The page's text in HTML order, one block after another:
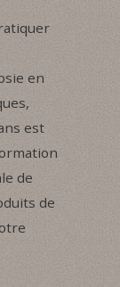
en
est
de
de